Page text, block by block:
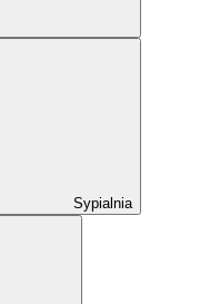
Sypialnia